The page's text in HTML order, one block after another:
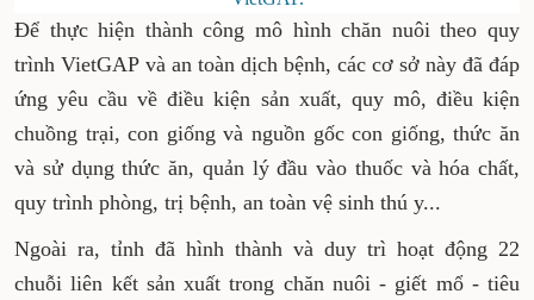
Để thực hiện thành công mô hình chăn nuôi theo quy
trình VietGAP và an toàn dịch bệnh, các cơ sở này đã đáp
ứng yêu cầu về điều kiện sản xuất, quy mô, điều kiện
chuồng trại, con giống và nguồn gốc con giống, thức ăn
và sử dụng thức ăn, quản lý đầu vào thuốc và hóa chất,
quy trình phòng, trị bệnh, an toàn vệ sinh thú y...
Ngoài ra, tỉnh đã hình thành và duy trì hoạt động 22
chuỗi liên kết sản xuất trong chăn nuôi - giết mổ - tiêu